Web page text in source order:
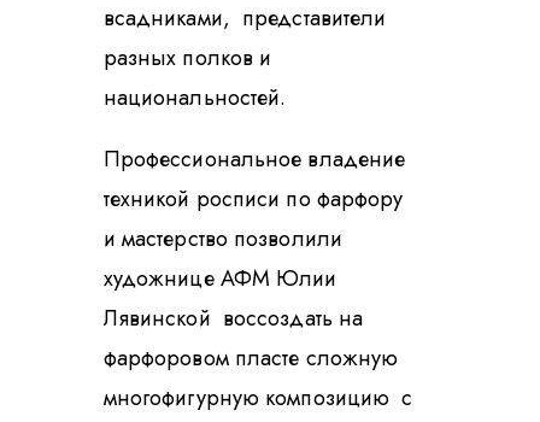
всадниками, представители
разных полков и
национальностей.
Профессиональное владение
техникой росписи по фарфору
и мастерство позволили
художнице АФМ Юлии
Лявинской воссоздать на
фарфоровом пласте сложную
многофигурную композицию с